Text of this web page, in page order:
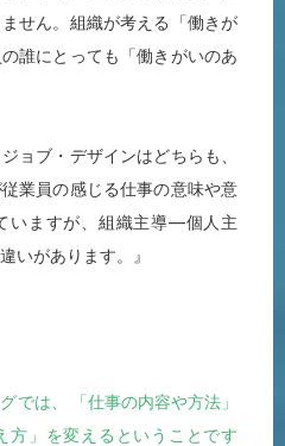
せん。組織が考える「働きが
誰にとっても「働きがいのあ
ョブ・デザインはどちらも、
業員の感じる仕事の意味や意
いますが、組織主導―個人主
いがあります。』
は、 「仕事の内容や方法」
方」を変えるということです